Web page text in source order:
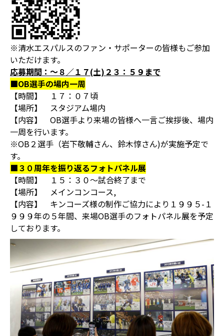
※清水エスパルスのファン・サポーターの皆様もご参加
いただけます。
応募期間：～８／１７(土)２３：５９まで
■OB選手の場内一周
【時間】 １７：０７頃
【場所】 スタジアム場内
【内容】 OB選手より来場の皆様へ一言ご挨拶後、場内
一周を行います。
※OB２選手（岩下敬輔さん、鈴木惇さん)が実施予定で
す。
■３０周年を振り返るフォトパネル展
【時間】 １５：３０～試合終了まで
【場所】 メインコンコース,
【内容】 キンコーズ様の制作ご協力により１９９５-１
９９９年の５年間、来場OB選手のフォトパネル展を予定
しております。